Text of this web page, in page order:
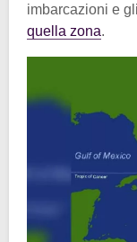
imbarcazioni e gli
quella zona.